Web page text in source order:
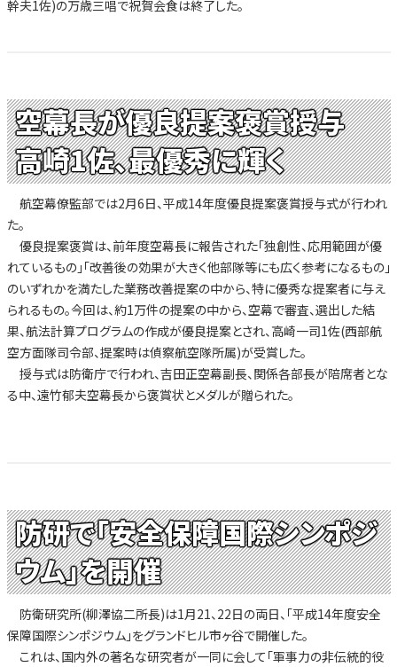
幹夫1佐)の万歳三唱で祝賀会食は終了した。
空幕長が優良提案褒賞授与
高崎1佐、最優秀に輝く
航空幕僚監部では2月6日、平成14年度優良提案褒賞授与式が行われ
た。
優良提案褒賞は、前年度空幕長に報告された「独創性、応用範囲が優
れているもの」「改善後の効果が大きく他部隊等にも広く参考になるもの」
のいずれかを満たした業務改善提案の中から、特に優秀な提案者に与え
られるもの。今回は、約1万件の提案の中から、空幕で審査、選出した結
果、航法計算プログラムの作成が優良提案とされ、高崎一司1佐(西部航
空方面隊司令部、提案時は偵察航空隊所属)が受賞した。
授与式は防衛庁で行われ、吉田正空幕副長、関係各部長が陪席者とな
る中、遠竹郁夫空幕長から褒賞状とメダルが贈られた。
防研で「安全保障国際シンポジ
ウム」を開催
防衛研究所(柳澤協二所長)は1月21、22日の両日、「平成14年度安全
保障国際シンポジウム」をグランドヒル市ヶ谷で開催した。
これは、国内外の著名な研究者が一同に会して「軍事力の非伝統的役